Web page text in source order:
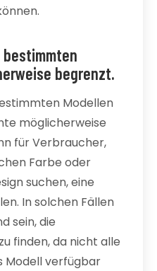
bestimmten
begrenzt.
Modellen
möglicherweise
für Verbraucher,
Farbe oder
suchen, eine
In solchen Fällen
sein, die
finden, da nicht alle
Modell verfügbar